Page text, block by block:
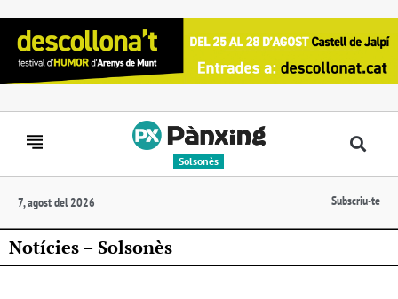
Solsonès
7, agost del 2026 Subscriu-te
Notícies – Solsonès